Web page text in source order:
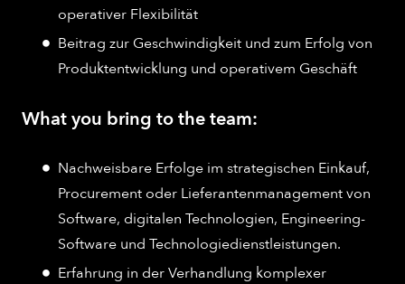
operativer Flexibilität
Beitrag zur Geschwindigkeit und zum Erfolg von
Produktentwicklung und operativem Geschäft
What you bring to the team:
Nachweisbare Erfolge im strategischen Einkauf,
Procurement oder Lieferantenmanagement von
Software, digitalen Technologien, Engineering-
Software und Technologiedienstleistungen.
Erfahrung in der Verhandlung komplexer